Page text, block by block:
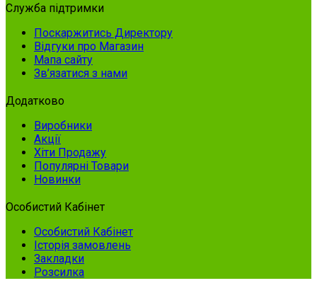
Служба підтримки
Поскаржитись Директору
Відгуки про Магазин
Мапа сайту
Зв’язатися з нами
Додатково
Виробники
Акції
Хіти Продажу
Популярні Товари
Новинки
Особистий Кабінет
Особистий Кабінет
Історія замовлень
Закладки
Розсилка